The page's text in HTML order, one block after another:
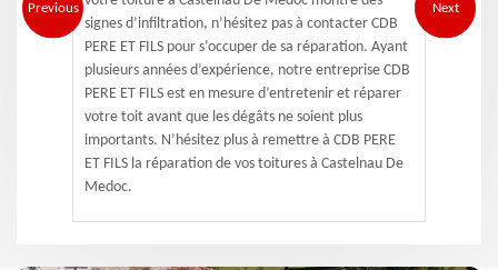
Previous
signes d’infiltration, n’hésitez pas à contacter CDB
PERE ET FILS pour s’occuper de sa réparation. Ayant
plusieurs années d’expérience, notre entreprise CDB
PERE ET FILS est en mesure d’entretenir et réparer
votre toit avant que les dégâts ne soient plus
importants. N’hésitez plus à remettre à CDB PERE
ET FILS la réparation de vos toitures à Castelnau De
Medoc.
Next